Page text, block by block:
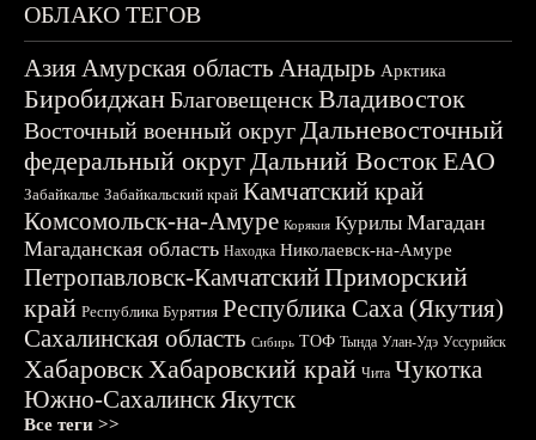
ОБЛАКО ТЕГОВ
АзияАмурская область Анадырь Арктика
БиробиджанБлаговещенскВладивосток
Восточный военный округДальневосточный
федеральный округДальний ВостокЕАО
Забайкалье Забайкальский край Камчатский край
Комсомольск-на-Амуре Корякия Курилы Магадан
Магаданская область Находка Николаевск-на-Амуре
Петропавловск-КамчатскийПриморский
край Республика Бурятия Республика Саха (Якутия)
Сахалинская область Сибирь ТОФ Тында Улан-Удэ Уссурийск
ХабаровскХабаровский край Чита Чукотка
Южно-СахалинскЯкутск
Все теги >>